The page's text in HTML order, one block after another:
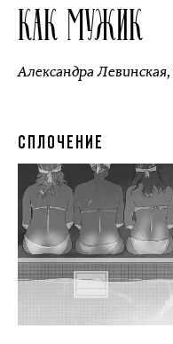
КАК МУЖИК
Александра Левинская,
СПЛОЧЕНИЕ